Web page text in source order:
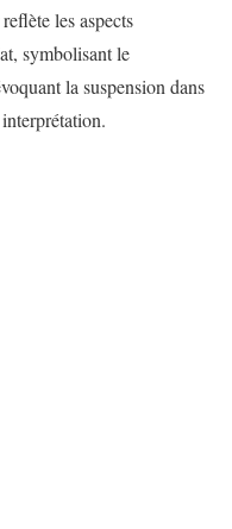
les aspects
symbolisant le
la suspension dans